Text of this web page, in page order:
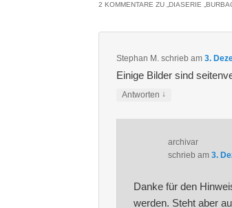
2 KOMMENTARE ZU „DIASERIE
Stephan M. schrieb am 3.
Einige Bilder sind
Antworten ↓
archivar
schrieb am3.
Danke für den
werden. Steht aber